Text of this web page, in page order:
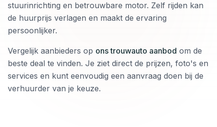
stuurinrichting en betrouwbare motor. Zelf rijden kan
de huurprijs verlagen en maakt de ervaring
persoonlijker.
Vergelijk aanbieders op ons trouwauto aanbod om de
beste deal te vinden. Je ziet direct de prijzen, foto's en
services en kunt eenvoudig een aanvraag doen bij de
verhuurder van je keuze.